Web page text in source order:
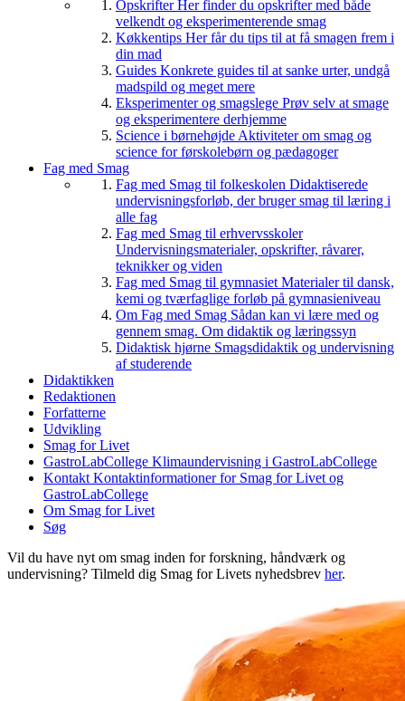
OpskrifterHer finder du opskrifter med både
velkendt og eksperimenterende smag
Køkkentips Her får du tips til at få smagen frem i
din mad
Guides Konkrete guides til at sanke urter, undgå
madspild og meget mere
Eksperimenter og smagslege Prøv selv at smage
og eksperimentere derhjemme
Science i børnehøjde Aktiviteter om smag og
science for førskolebørn og pædagoger
Fag med Smag
Fag med Smag til folkeskolen Didaktiserede
undervisningsforløb, der bruger smag til læring i
alle fag
Fag med Smag til erhvervsskoler
Undervisningsmaterialer, opskrifter, råvarer,
teknikker og viden
Fag med Smag til gymnasiet Materialer til dansk,
kemi og tværfaglige forløb på gymnasieniveau
Om Fag med Smag Sådan kan vi lære med og
gennem smag. Om didaktik og læringssyn
Didaktisk hjørne Smagsdidaktik og undervisning
af studerende
Didaktikken
Redaktionen
Forfatterne
Udvikling
Smag for Livet
GastroLabCollege Klimaundervisning i GastroLabCollege
Kontakt Kontaktinformationer for Smag for Livet og
GastroLabCollege
Om Smag for Livet
Søg
Vil du have nyt om smag inden for forskning, håndværk og
undervisning? Tilmeld dig Smag for Livets nyhedsbrev her.